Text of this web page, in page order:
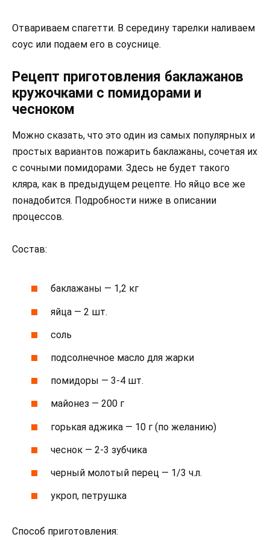
Отвариваем спагетти. В середину тарелки наливаем
соус или подаем его в соуснице.
Рецепт приготовления баклажанов
кружочками с помидорами и
чесноком
Можно сказать, что это один из самых популярных и
простых вариантов пожарить баклажаны, сочетая их
с сочными помидорами. Здесь не будет такого
кляра, как в предыдущем рецепте. Но яйцо все же
понадобится. Подробности ниже в описании
процессов.
Состав:
баклажаны — 1,2 кг
яйца — 2 шт.
соль
подсолнечное масло для жарки
помидоры — 3-4 шт.
майонез — 200 г
горькая аджика — 10 г (по желанию)
чеснок — 2-3 зубчика
черный молотый перец — 1/3 ч.л.
укроп, петрушка
Способ приготовления: